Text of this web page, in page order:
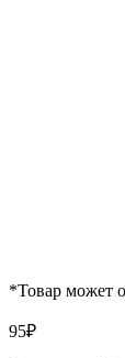
*Товар может
95₽